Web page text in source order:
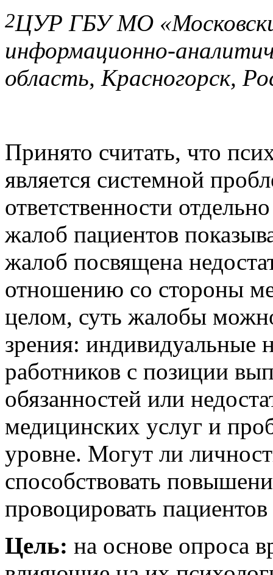
2ЦУР ГБУ МО
информационно-
область, Красногорск,
Принято считать, что
является системной
ответственности
жалоб пациентов
жалоб посвящена
отношению со стороны
целом, суть жалобы
зрения: индивидуальные
работников с позиции
обязанностей или
медицинских услуг и
уровне. Могут ли
способствовать
провоцировать
Цель: на основе опроса